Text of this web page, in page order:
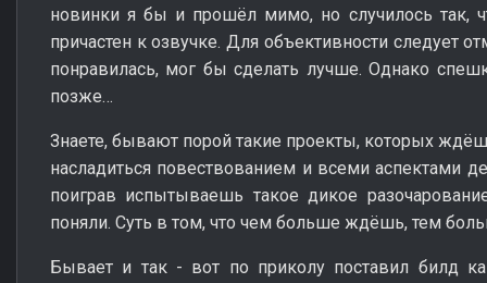
новинки я бы и прошёл мимо, но случилось так,
причастен к озвучке. Для объективности следует
понравилась, мог бы сделать лучше. Однако
позже…
Знаете, бывают порой такие проекты, которых
насладиться повествованием и всеми аспектами
поиграв испытываешь такое дикое
поняли. Суть в том, что чем больше ждёшь, тем
Бывает и так - вот по приколу поставил билд